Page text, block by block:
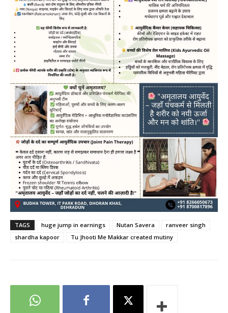
TAGS huge jump in earnings Nutan Savera
ranveer singh
shardha kapoor
Tu Jhooti Me Makkar created mutiny